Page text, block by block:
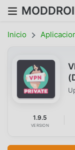
Inicio
1.9.5
VERSION